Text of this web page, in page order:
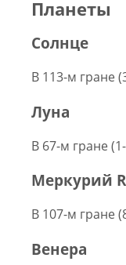
Планеты
Солнце
В 113-м гране
Луна
В 67-м гране
Меркурий R
В 107-м гране
Венера